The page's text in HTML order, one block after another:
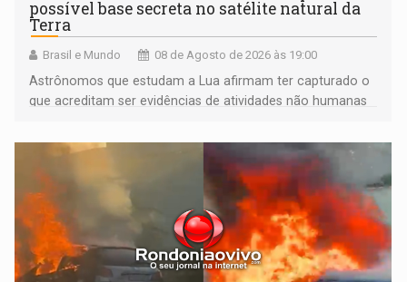
possível base secreta no satélite natural da
Terra
Brasil e Mundo 08 de Agosto de 2026 às 19:00
Astrônomos que estudam a Lua afirmam ter capturado o
que acreditam ser evidências de atividades não humanas
órbita